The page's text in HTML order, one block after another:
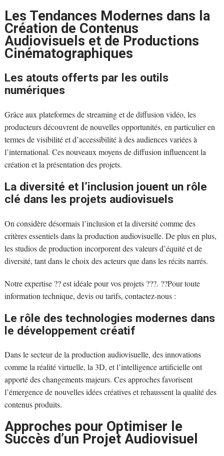
Les Tendances Modernes dans la
Création de Contenus
Audiovisuels et de Productions
Cinématographiques
Les atouts offerts par les outils
numériques
Grâce aux plateformes de streaming et de diffusion vidéo, les
producteurs découvrent de nouvelles opportunités, en particulier en
termes de visibilité et d’accessibilité à des audiences variées à
l’international. Ces nouveaux moyens de diffusion influencent la
création et la présentation des projets.
La diversité et l’inclusion jouent un rôle
clé dans les projets audiovisuels
On considère désormais l’inclusion et la diversité comme des
critères essentiels dans la production audiovisuelle. De plus en plus,
les studios de production incorporent des valeurs d’équité et de
diversité, tant dans le choix des acteurs que dans les récits narrés.
Notre expertise ?? est idéale pour vos projets ???. ??Pour toute
information technique, devis ou tarifs, contactez-nous :
Le rôle des technologies modernes dans
le développement créatif
Dans le secteur de la production audiovisuelle, des innovations
comme la réalité virtuelle, la 3D, et l’intelligence artificielle ont
apporté des changements majeurs. Ces approches favorisent
l’émergence de nouvelles idées créatives et rehaussent la qualité des
contenus produits.
Approches pour Optimiser le
Succès d’un Projet Audiovisuel